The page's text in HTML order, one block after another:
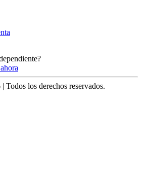
| Todos los derechos reservados.